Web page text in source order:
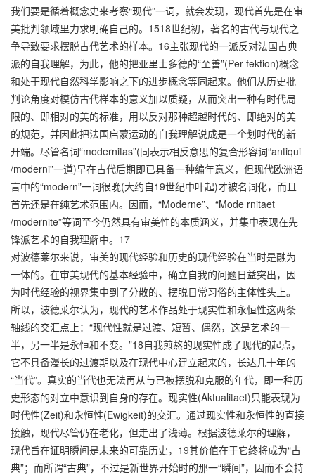
我们要是循着概念史来考察“现代”一词，就会发现，现代首先是在审
美批判领域里力求明确自己的。1518世纪初，著名的古代与现代之
争导致要求摆脱古代艺术的样本。16主张现代的一派反对法国古典
派的自我理解，为此，他的把亚里士多德的“至善”(Per fektion)概念
和处于现代自然科学影响之下的进步概念等同起来。他们从历史批
判论角度对模仿古代样本的意义加以质疑，从而突出一种有时代局
限的、即相对的美的标准，用以反对那种超越时代的、即绝对的美
的规范，并因此把法国启蒙运动的自我理解说成是一个划时代的新
开端。尽管名词“modernitas”(同表示相反意思的复合形容词“antiqui
/moderni”一道)早在古代后期即已具备一种编年意义，但现代欧洲语
言中的“modern”一词很晚(大约自19世纪中叶起)才被名词化，而且
首先还是在纯艺术范围内。因而，“Moderne”、“Mode rnitaet
/modernite”等词至今仍然具有审美性的本质涵义，并集中表现在先
锋派艺术的自我理解中。17
对波德莱尔来说，审美的现代经验和历史的现代经验在当时是融为
一体的。在审美现代的基本经验中，确立自我的问题日益突出，因
为时代经验的视界集中到了分散的、摆脱日常习俗的主体性头上。
所以，波德莱尔认为，现代的艺术作品处于现实性和永恒性这两条
轴线的交汇点上：“现代性就是过渡、短暂、偶然，这是艺术的一
半，另一半是永恒和不变。”18自我煎熬的现实性成了现代的起点，
它不具备漫长的过渡期以及在现代中心建立起来的，长达几十年的
“当代”。真实的当代也无法再从与已被摆脱和克服的年代，即一种历
史形态的对立中意识到自身的存在。现实性(Aktualitaet)只能表现为
时代性(Zeit)和永恒性(Ewigkeit)的交汇。通过现实性和永恒性的直接
接触，现代尽管仍在老化，但走出了浅薄。根据波德莱尔的理解，
现代旨在证明瞬间是未来的可靠历史，19其价值在于它终将成为“古
典”；而所谓“古典”，不过是新世界开始时的那一“瞬间”，因而不会持